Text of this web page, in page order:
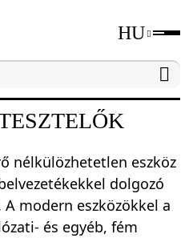
HU
Hálózati teszteszközök
nélkülözhetetlen eszköz
dolgozó
modern eszközökkel a
és egyéb, fém